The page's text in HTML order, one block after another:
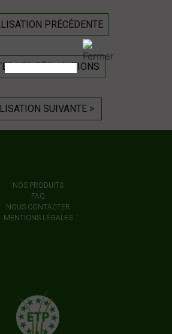
PRÉCÉDENTE
LES RÉALISATIONS
SUIVANTE >
NOS PRODUITS
FAQ
NOUS CONTACTER
MENTIONS LÉGALES